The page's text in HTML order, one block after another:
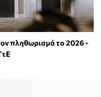
πληθωρισμό το 2026 -